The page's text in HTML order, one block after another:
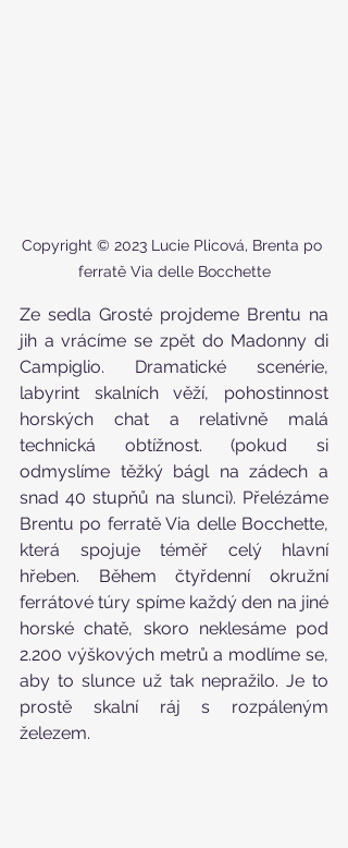
Copyright © 2023 Lucie Plicová, Brenta po
ferratě Via delle Bocchette
Ze sedla Grosté projdeme Brentu na
jih a vrácíme se zpět do Madonny di
Campiglio. Dramatické scenérie,
labyrint skalních věží, pohostinnost
horských chat a relativně malá
technická obtížnost. (pokud si
odmyslíme těžký bágl na zádech a
snad 40 stupňů na slunci). Přelézáme
Brentu po ferratě Via delle Bocchette,
která spojuje téměř celý hlavní
hřeben. Během čtyřdenní okružní
ferrátové túry spíme každý den na jiné
horské chatě, skoro neklesáme pod
2.200 výškových metrů a modlíme se,
aby to slunce už tak nepražilo. Je to
prostě skalní ráj s rozpáleným
železem.